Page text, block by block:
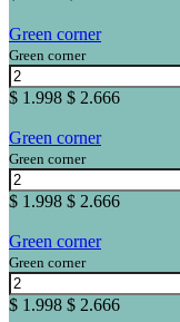
Green corner
Green corner
$ 1.998 $ 2.666
Green corner
Green corner
$ 1.998 $ 2.666
Green corner
Green corner
$ 1.998 $ 2.666